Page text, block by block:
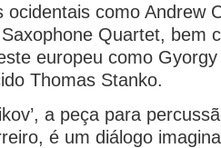
como Andrew
Quartet, bem
europeu como
Thomas Stanko.
a peça para
é um diálogo